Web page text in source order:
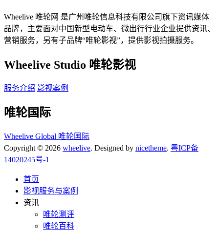
Wheelive 唯轮网 是广州唯轮信息科技有限公司旗下资讯媒体
品牌，主要面对中国新型电动车、微出行行业企业提供资讯、
营销服务，另有子品牌“唯轮影视”，提供影视拍摄服务。
Wheelive Studio 唯轮影视
服务介绍 影视案例
唯轮国际
Wheelive Global 唯轮国际
Copyright © 2026 wheelive. Designed by nicetheme. 粤ICP备
14020245号-1
首页
影视服务与案例
资讯
唯轮测评
唯轮百科